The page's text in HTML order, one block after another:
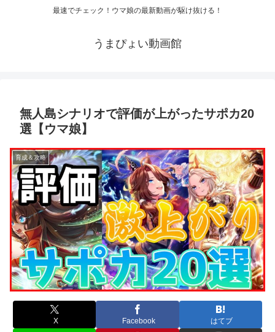
最速でチェック！ウマ娘の最新動画が駆け抜ける！
うまぴょい動画館
無人島シナリオで評価が上がったサポカ20
選【ウマ娘】
育成＆攻略
X Facebook はてブ